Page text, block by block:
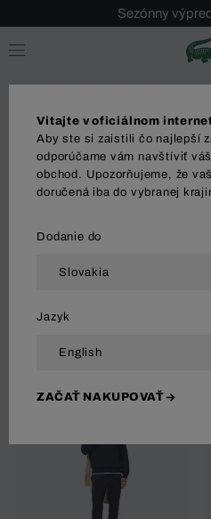
Sezónny
Bezplatné
Športové
89 Výsledok
Vitajte v oficiálnom
Aby ste si zaistili čo najlepší
odporúčame vám navštíviť
obchod. Upozorňujeme, že
doručená iba do vybranej
Dodanie do
Jazyk
ZAČAŤ NAKUPOVAŤ